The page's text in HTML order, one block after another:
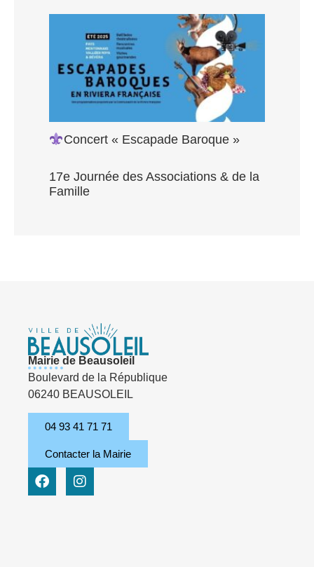
Concert « Escapade Baroque »
17e Journée des Associations & de la
Famille
Mairie de Beausoleil
Boulevard de la République
06240 BEAUSOLEIL
04 93 41 71 71
Contacter la Mairie